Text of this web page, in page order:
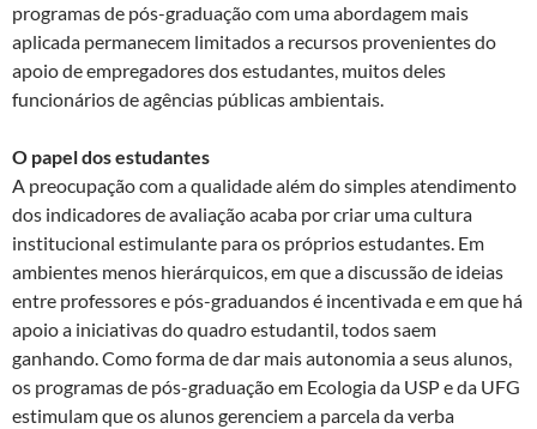
programas de pós-graduação com uma abordagem mais
aplicada permanecem limitados a recursos provenientes do
apoio de empregadores dos estudantes, muitos deles
funcionários de agências públicas ambientais.
O papel dos estudantes
A preocupação com a qualidade além do simples atendimento
dos indicadores de avaliação acaba por criar uma cultura
institucional estimulante para os próprios estudantes. Em
ambientes menos hierárquicos, em que a discussão de ideias
entre professores e pós-graduandos é incentivada e em que há
apoio a iniciativas do quadro estudantil, todos saem
ganhando. Como forma de dar mais autonomia a seus alunos,
os programas de pós-graduação em Ecologia da USP e da UFG
estimulam que os alunos gerenciem a parcela da verba